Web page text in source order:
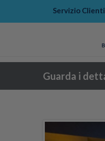
Servizio Clienti
Guarda i